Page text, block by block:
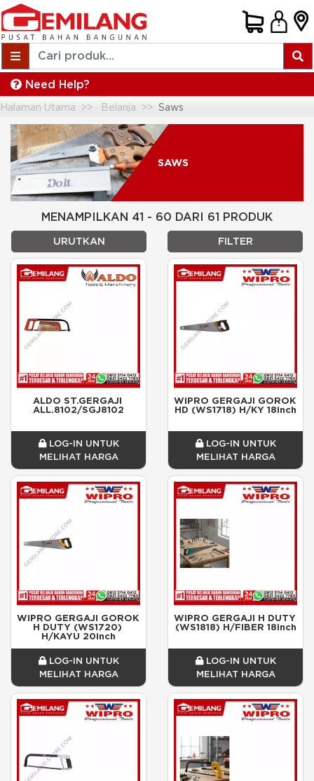
Need Help?
Halaman Utama Belanja Saws
SAWS
MENAMPILKAN 41 - 60 DARI 61 PRODUK
URUTKAN FILTER
ALDO ST.GERGAJI
ALL.8102/SGJ8102
LOG-IN UNTUK
MELIHAT HARGA
WIPRO GERGAJI GOROK
HD (WS1718) H/KY 18inch
LOG-IN UNTUK
MELIHAT HARGA
WIPRO GERGAJI GOROK
H DUTY (WS1720)
H/KAYU 20inch
LOG-IN UNTUK
MELIHAT HARGA
WIPRO GERGAJI H DUTY
(WS1818) H/FIBER 18inch
LOG-IN UNTUK
MELIHAT HARGA